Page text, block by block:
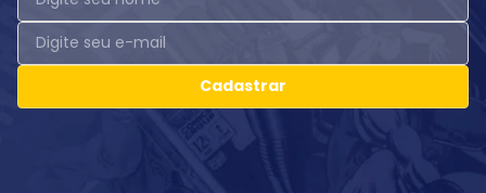
Cadastrar